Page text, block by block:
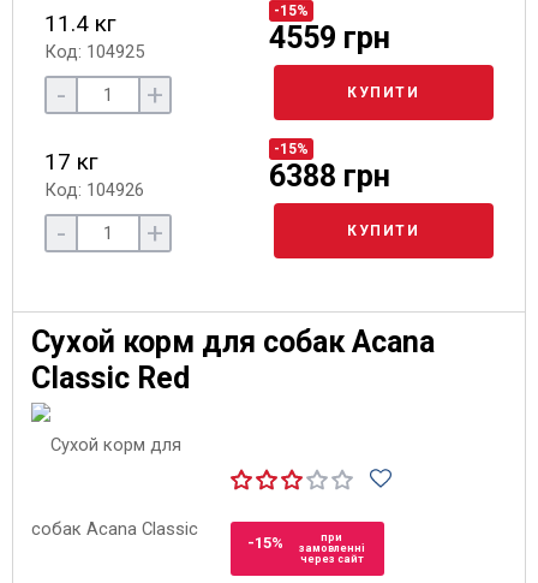
11.4 кг
Код: 104925
-15%
4559 грн
- + КУПИТИ
17 кг
Код: 104926
-15%
6388 грн
- + КУПИТИ
Сухой корм для собак Acana
Classic Red
-15%
при
замовленні
через сайт